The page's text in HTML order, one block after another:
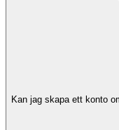
Kan jag skapa ett konto